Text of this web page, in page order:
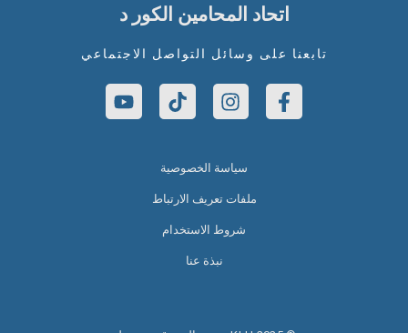
اتحاد المحامين الكور د
تابعنا على وسائل التواصل الاجتماعي
سياسة الخصوصية
ملفات تعريف الارتباط
شروط الاستخدام
نبذة عنا